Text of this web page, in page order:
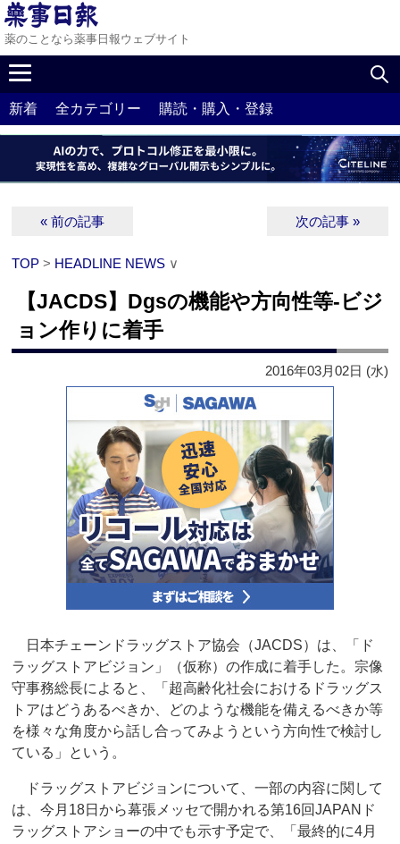
薬のことなら薬事日報ウェブサイト
新着 全カテゴリー 購読・購入・登録
« 前の記事 次の記事 »
TOP > HEADLINE NEWS ∨
【JACDS】Dgsの機能や方向性等‐ビジ
ョン作りに着手
2016年03月02日 (水)
日本チェーンドラッグストア協会（JACDS）は、「ド
ラッグストアビジョン」（仮称）の作成に着手した。宗像
守事務総長によると、「超高齢化社会におけるドラッグス
トアはどうあるべきか、どのような機能を備えるべきか等
を様々な角度から話し合ってみようという方向性で検討し
ている」という。
ドラッグストアビジョンについて、一部の内容に関して
は、今月18日から幕張メッセで開かれる第16回JAPANド
ラッグストアショーの中でも示す予定で、「最終的に4月